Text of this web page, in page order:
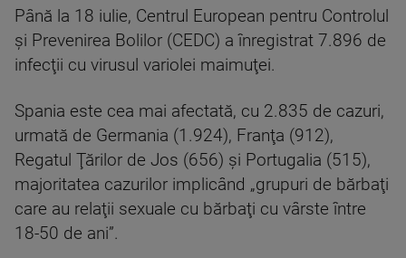
Până la 18 iulie, Centrul European pentru Controlul
şi Prevenirea Bolilor (CEDC) a înregistrat 7.896 de
infecţii cu virusul variolei maimuţei.
Spania este cea mai afectată, cu 2.835 de cazuri,
urmată de Germania (1.924), Franţa (912),
Regatul Ţărilor de Jos (656) şi Portugalia (515),
majoritatea cazurilor implicând „grupuri de bărbaţi
care au relaţii sexuale cu bărbaţi cu vârste între
18-50 de ani”.